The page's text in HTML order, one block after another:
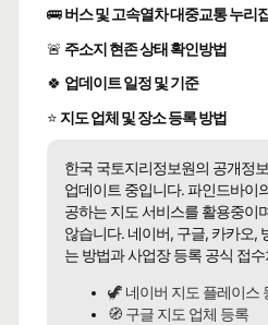
🚌버스 및 고속열차 대중교통 누리
🚨 주소지 현존 상태 확인방법
🍀 업데이트 일정 및 기준
⭐ 지도 업체 및 장소 등록 방법
한국 국토지리정보원의 공개정
업데이트 중입니다. 파인드바이
공하는 지도 서비스를 활용중이
않습니다. 네이버, 구글, 카카오,
는 방법과 사업장 등록 공식 접
🦖 네이버 지도 플레이스
🧭 구글 지도 업체 등록